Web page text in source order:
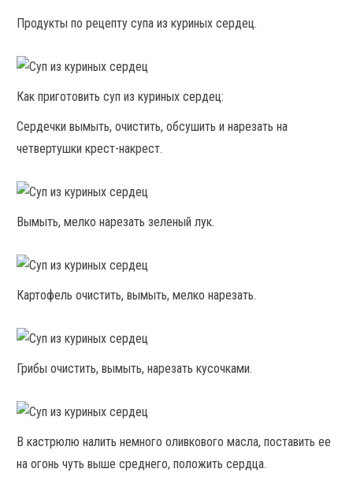
Продукты по рецепту супа из куриных сердец.
Как приготовить суп из куриных сердец:
Сердечки вымыть, очистить, обсушить и нарезать на
четвертушки крест-накрест.
Вымыть, мелко нарезать зеленый лук.
Картофель очистить, вымыть, мелко нарезать.
Грибы очистить, вымыть, нарезать кусочками.
В кастрюлю налить немного оливкового масла, поставить ее
на огонь чуть выше среднего, положить сердца.